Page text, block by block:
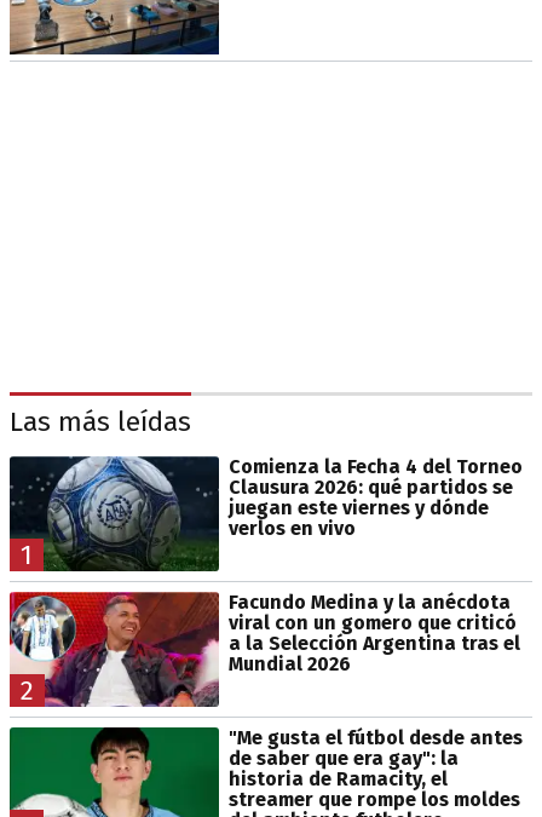
Las más leídas
1
Comienza la Fecha 4 del Torneo
Clausura 2026: qué partidos se
juegan este viernes y dónde
verlos en vivo
2
Facundo Medina y la anécdota
viral con un gomero que criticó
a la Selección Argentina tras el
Mundial 2026
"Me gusta el fútbol desde antes
de saber que era gay": la
historia de Ramacity, el
streamer que rompe los moldes